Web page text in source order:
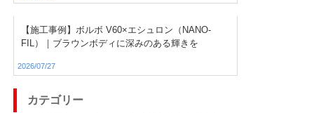
【施工事例】ボルボ V60×エシュロン（NANO-
FIL）｜ブラウンボディに深みのある輝きを
2026/07/27
カテゴリー